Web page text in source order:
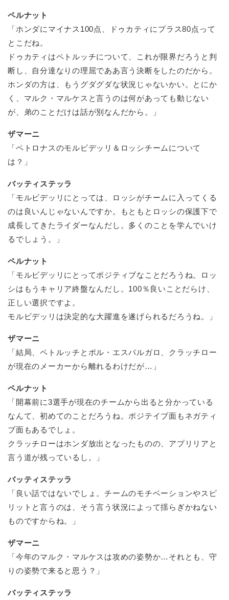
ペルナット
「ホンダにマイナス100点、ドゥカティにプラス80点って
とこだね。
ドゥカティはペトルッチについて、これが限界だろうと判
断し、自分達なりの理屈でああ言う決断をしたのだから。
ホンダの方は、もうグダグダな状況じゃないかい。とにか
く、マルク・マルケスと言うのは何があっても動じない
が、弟のことだけは話が別なんだから。」
ザマーニ
「ペトロナスのモルビデッリ＆ロッシチームについて
は？」
バッティステッラ
「モルビデッリにとっては、ロッシがチームに入ってくる
のは良いんじゃないんですか。もともとロッシの保護下で
成長してきたライダーなんだし。多くのことを学んでいけ
るでしょう。」
ペルナット
「モルビデッリにとってポジティブなことだろうね。ロッ
シはもうキャリア終盤なんだし。100％良いことだらけ、
正しい選択ですよ。
モルビデッリは決定的な大躍進を遂げられるだろうね。」
ザマーニ
「結局、ペトルッチとポル・エスパルガロ、クラッチロー
が現在のメーカーから離れるわけだが…」
ペルナット
「開幕前に3選手が現在のチームから出ると分かっている
なんて、初めてのことだろうね。ポジテイブ面もネガティ
ブ面もあるでしょ。
クラッチローはホンダ放出となったものの、アプリリアと
言う道が残っているし。」
バッティステッラ
「良い話ではないでしょ。チームのモチベーションやスピ
リットと言うのは、そう言う状況によって揺らぎかねない
ものですからね。」
ザマーニ
「今年のマルク・マルケスは攻めの姿勢か…それとも、守
りの姿勢で来ると思う？」
バッティステッラ